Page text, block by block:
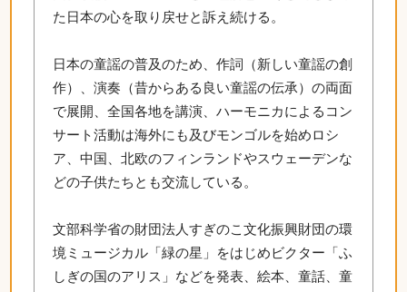
た日本の心を取り戻せと訴え続ける。
日本の童謡の普及のため、作詞（新しい童謡の創
作）、演奏（昔からある良い童謡の伝承）の両面
で展開、全国各地を講演、ハーモニカによるコン
サート活動は海外にも及びモンゴルを始めロシ
ア、中国、北欧のフィンランドやスウェーデンな
どの子供たちとも交流している。
文部科学省の財団法人すぎのこ文化振興財団の環
境ミュージカル「緑の星」をはじめビクター「ふ
しぎの国のアリス」などを発表、絵本、童話、童